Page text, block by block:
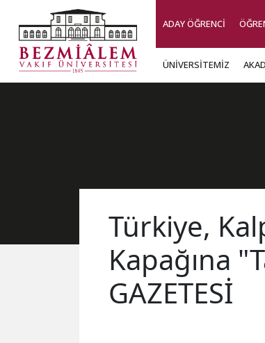
ADAY ÖĞRENCİ
ÜNİVERSİTEMİZ
Türkiye,
Kapağına
GAZETESİ